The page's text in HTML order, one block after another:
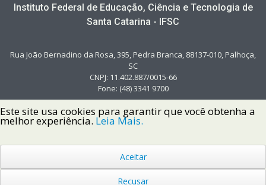
Instituto Federal de Educação, Ciência e Tecnologia de
Santa Catarina - IFSC
Rua João Bernadino da Rosa, 395, Pedra Branca, 88137-010, Palhoça,
SC
CNPJ: 11.402.887/0015-66
Fone: (48) 3341 9700
Copyright © 2022 Instituto Federal de Santa Catarina IFSC
Todos os Direitos Reservados.
Este site usa cookies para garantir que você obtenha a
melhor experiência. Leia Mais.
Aceitar
Recusar